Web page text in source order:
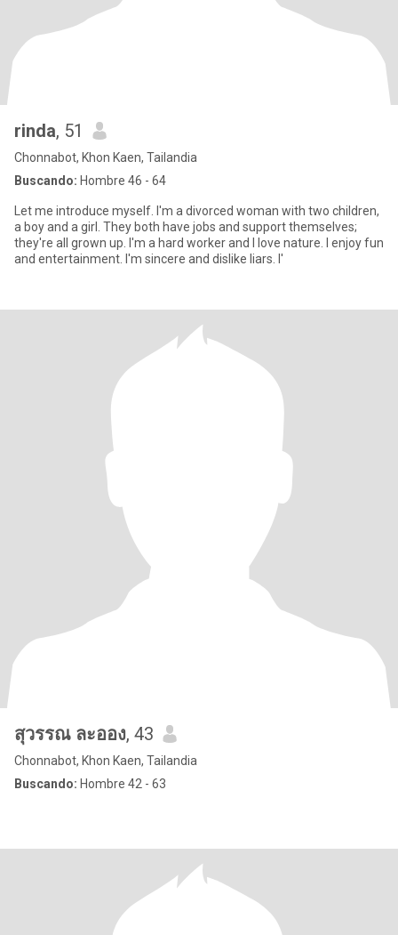
rinda, 51
Chonnabot, Khon Kaen, Tailandia
Buscando: Hombre 46 - 64
Let me introduce myself. I'm a divorced woman with two children,
a boy and a girl. They both have jobs and support themselves;
they're all grown up. I'm a hard worker and I love nature. I enjoy fun
and entertainment. I'm sincere and dislike liars. I'
สุวรรณ ละออง, 43
Chonnabot, Khon Kaen, Tailandia
Buscando: Hombre 42 - 63